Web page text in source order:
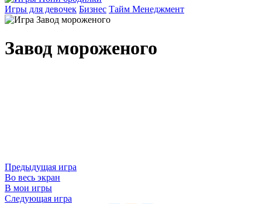
Игры для девочек Бизнес Тайм Менеджмент
Завод мороженого
Предыдущая игра
Во весь экран
В мои игры
Следующая игра